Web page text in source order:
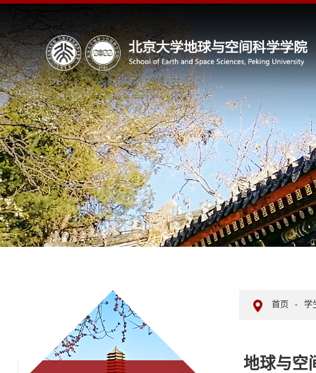
首页 - 学
地球与空